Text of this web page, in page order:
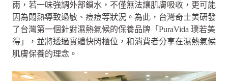
雨，若一味強調外部鎖水，不僅無法讓肌膚吸收，更可能
因為悶熱導致過敏、痘痘等狀況。為此，台灣奇士美研發
了台灣第一個針對濕熱氣候的保養品牌「PuraVida 璞若美
得」，並將透過實體快閃櫃位，和消費者分享在濕熱氣候
肌膚保養的理念。